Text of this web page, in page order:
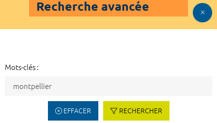
Recherche avancée
Mots-clés :
EFFACER RECHERCHER